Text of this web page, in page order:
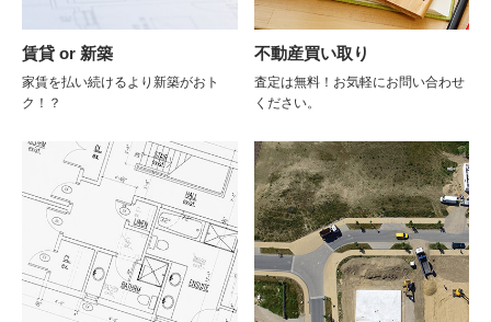
賃貸 or 新築
家賃を払い続けるより新築がおト
ク！？
不動産買い取り
査定は無料！お気軽にお問い合わせ
ください。